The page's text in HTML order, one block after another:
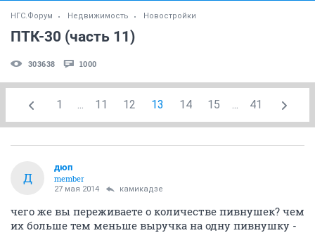
НГС.Форум Недвижимость Новостройки
ПТК-30 (часть 11)
303638 1000
1 ... 11 12 13 14 15 ... 41
Д
дюп
member
27 мая 2014 камикадзе
чего же вы переживаете о количестве пивнушек? чем
их больше тем меньше выручка на одну пивнушку -